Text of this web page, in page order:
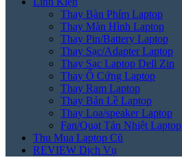
Thay Bàn Phím Laptop
Thay Màn Hình Laptop
Thay Pin/Battery Laptop
Thay Sạc/Adapter Laptop
Thay Sạc Laptop Dell Zin
Thay Ổ Cứng Laptop
Thay Ram Laptop
Thay Bản Lề Laptop
Thay Loa/speaker Laptop
Fan/Quạt Tản Nhiệt Laptop
Thu Mua Laptop Cũ
REVIEW Dịch Vụ